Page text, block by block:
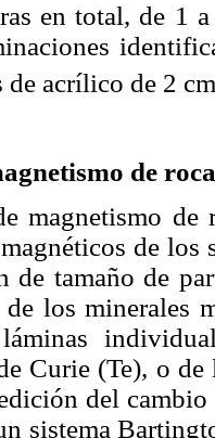
en total, de 1
de acrílico de 2
de
magnetismo de
de
de tamaño de
los minerales
Curie (Te), o
del
sistema